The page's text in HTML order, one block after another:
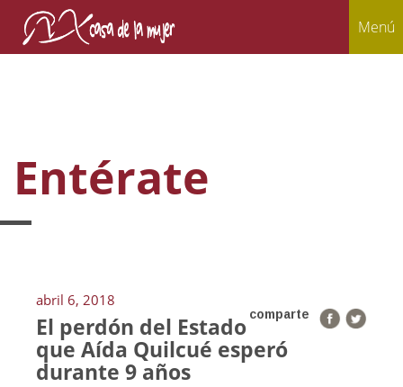
Menú
Entérate
abril 6, 2018
comparte
El perdón del Estado
que Aída Quilcué esperó
durante 9 años